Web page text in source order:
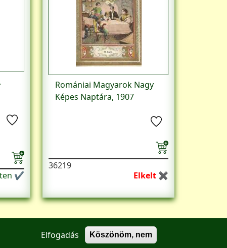
✔
Romániai Magyarok Nagy
Képes Naptára, 1907
36219
Elkelt ✖
Elfogadás Köszönöm, nem